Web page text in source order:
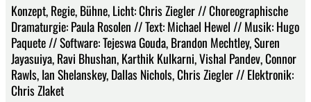
Konzept, Regie, Bühne, Licht: Chris Ziegler // Choreographische
Dramaturgie: Paula Rosolen // Text: Michael Hewel // Musik: Hugo
Paquete // Software: Tejeswa Gouda, Brandon Mechtley, Suren
Jayasuiya, Ravi Bhushan, Karthik Kulkarni, Vishal Pandev, Connor
Rawls, Ian Shelanskey, Dallas Nichols, Chris Ziegler // Elektronik:
Chris Zlaket